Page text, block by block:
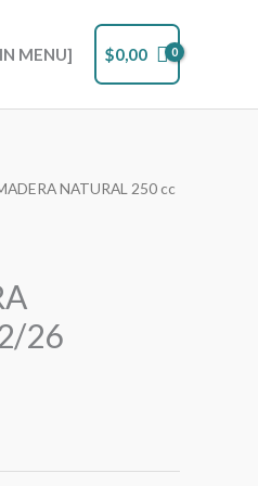
MENU] $0,00
NATURAL 250 cc
26